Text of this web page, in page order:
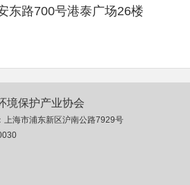
东路700号港泰广场26楼
境保护产业协会
上海市浦东新区沪南公路7929号